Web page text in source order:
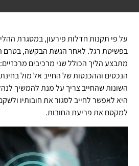
על פי תקנות חדלות פירעון, במסגרת
בפשיטת רגל. לאחר הגשת הבקשה, בטרם
מתבצע הליך הכולל שני מרכיבים
הנכסים וההכנסות של החייב אל מול
השונות שהחייב צריך על מנת להמשיך
היא לאפשר לחייב לסגור את חובותיו
למקסם את פריעת החובות.